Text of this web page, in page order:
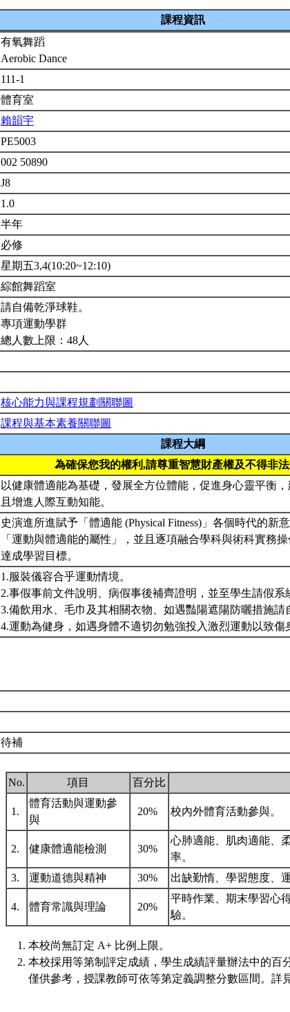
課程資訊
有氧舞蹈
Aerobic Dance
111-1
體育室
賴韻宇
PE5003
002 50890
J8
1.0
半年
必修
星期五3,4(10:20~12:10)
綜館舞蹈室
請自備乾淨球鞋。
專項運動學群
總人數上限：48人
核心能力與課程規劃關聯圖
課程與基本素養關聯圖
課程大綱
為確保您我的權利,請尊重智慧財產權及不得非
以健康體適能為基礎，發展全方位體能，促進身心靈平衡
且增進人際互動知能。
史演進所進賦予「體適能 (Physical Fitness)」各個時代的新
「運動與體適能的屬性」，並且逐項融合學科與術科實務
達成學習目標。
1.服裝儀容合乎運動情境。
2.事假事前文件說明、病假事後補齊證明，並至學生請假系
3.備飲用水、毛巾及其相關衣物、如遇豔陽遮陽防曬措施請
4.運動為健身，如遇身體不適切勿勉強投入激烈運動以致傷
待補
No. 項目 百分比
1.
體育活動與運動參
與
20% 校內外體育活動參與。
2. 健康體適能檢測 30%
心肺適能、肌肉適能、
率。
3.
運動道德與精神 30% 出缺勤惰、學習態度、
4. 體育常識與理論 20%
平時作業、期末學習心
驗。
本校尚無訂定 A+ 比例上限。
本校採用等第制評定成績，學生成績評量辦法中的百
僅供參考，授課教師可依等第定義調整分數區間。詳